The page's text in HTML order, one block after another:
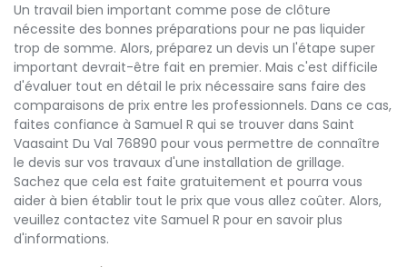
Un travail bien important comme pose de clôture
nécessite des bonnes préparations pour ne pas liquider
trop de somme. Alors, préparez un devis un l'étape super
important devrait-être fait en premier. Mais c'est difficile
d'évaluer tout en détail le prix nécessaire sans faire des
comparaisons de prix entre les professionnels. Dans ce cas,
faites confiance à Samuel R qui se trouver dans Saint
Vaasaint Du Val 76890 pour vous permettre de connaître
le devis sur vos travaux d'une installation de grillage.
Sachez que cela est faite gratuitement et pourra vous
aider à bien établir tout le prix que vous allez coûter. Alors,
veuillez contactez vite Samuel R pour en savoir plus
d'informations.